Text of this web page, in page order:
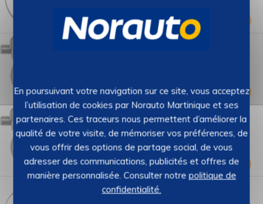
6,99€
7,49€ Ajouter
Collier à vis tangente 8 → 10 mm L = 9 mm
RESTAGRAF–REF : 2389108
Stock : 16
6,99€ Ajouter
Collier de serrage 40/60 mm
RESTAGRAF–REF : 2389115
En poursuivant votre navigation sur ce site, vous acceptez
l’utilisation de cookies par Norauto Martinique et ses
partenaires. Ces traceurs nous permettent d’améliorer la
qualité de votre visite, de mémoriser vos préférences, de
vous offrir des options de partage social, de vous
adresser des communications, publicités et offres de
manière personnalisée. Consulter notre politique de
confidentialité.